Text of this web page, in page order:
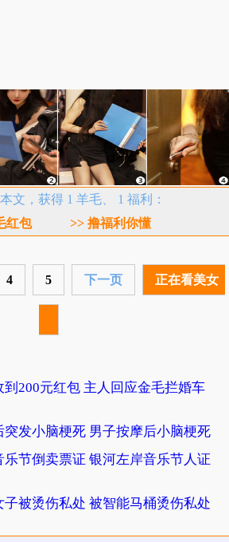
文，获得 1 羊毛、 1 福利：
红包
>> 撸福利你懂
4 5 下一页 正在看美女
200元红包 主人回应金毛拦婚车
发小脑梗死 男子按摩后小脑梗死
节倒卖票证 银河左岸音乐节人证
被烫伤私处 被智能马桶烫伤私处